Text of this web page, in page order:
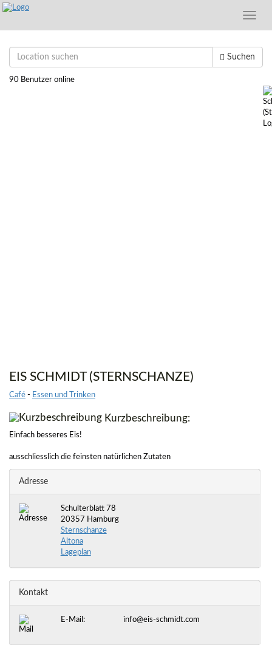
Toggle
Suchen
90 Benutzer online
EIS SCHMIDT (STERNSCHANZE)
Café - Essen und Trinken
Kurzbeschreibung:
Einfach besseres Eis!
ausschliesslich die feinsten natürlichen Zutaten
Adresse
Schulterblatt 78
20357 Hamburg
Sternschanze
Altona
Lageplan
Kontakt
E-Mail: info@eis-schmidt.com